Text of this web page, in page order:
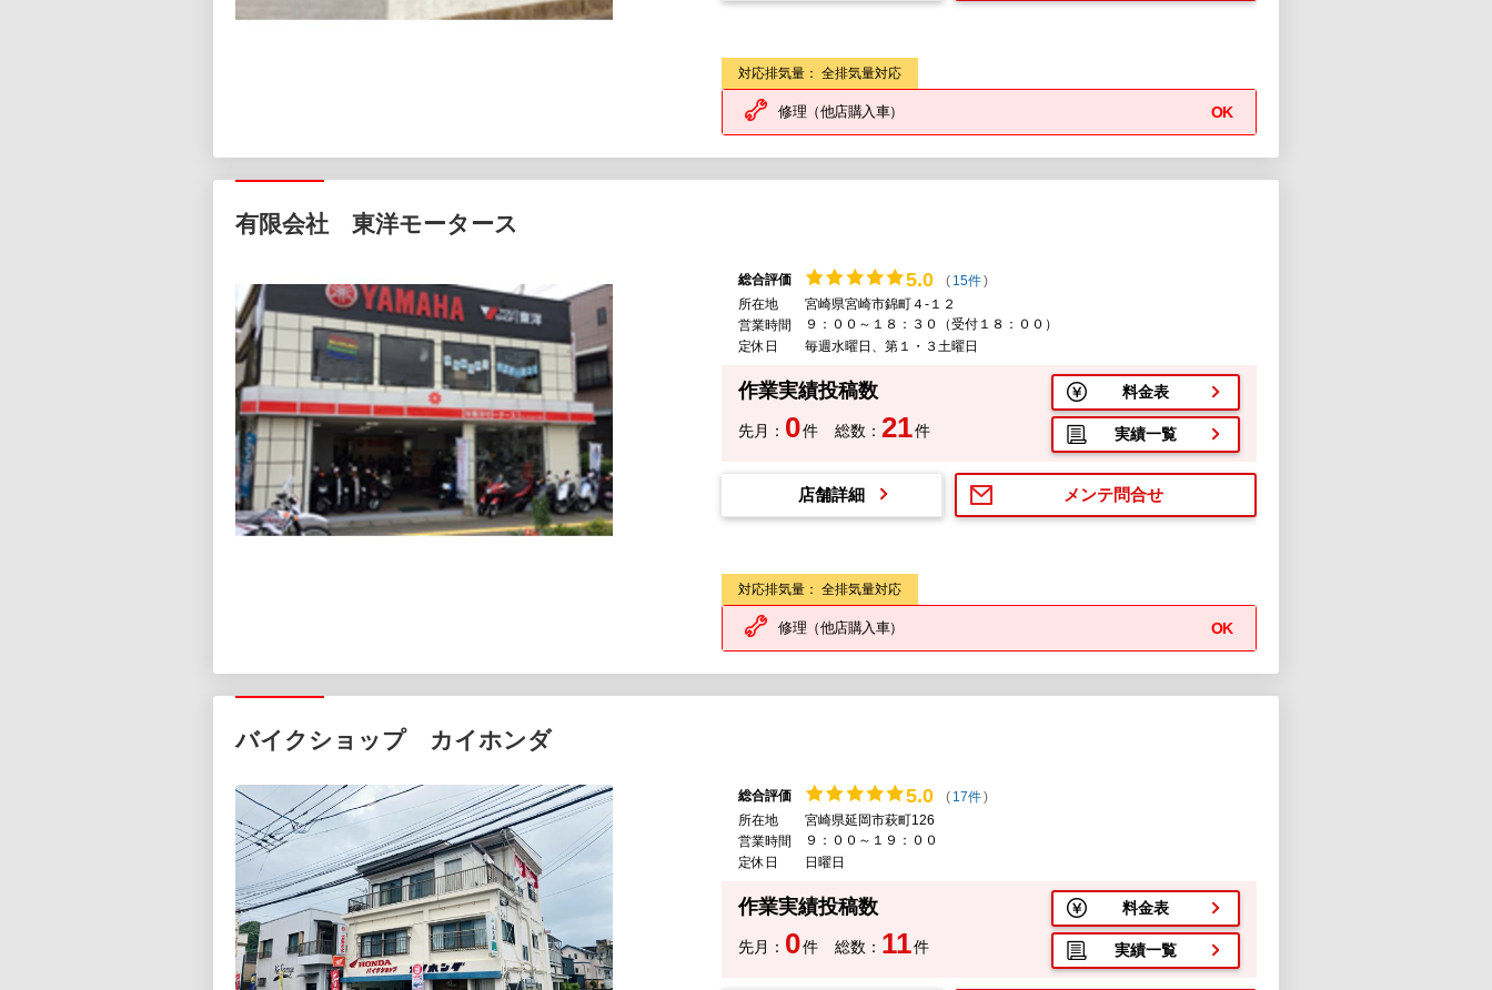
対応排気量： 全排気量対応
修理（他店購入車） OK
有限会社 東洋モータース
総合評価 5.0 ( 15件)
所在地
宮崎県宮崎市錦町４-１２
営業時間
９：００～１８：３０（受付１８：００）
定休日
毎週水曜日、第１・３土曜日
作業実績投稿数
先月： 0件 総数： 21件
料金表
実績一覧
メンテ問合せ
店舗詳細
対応排気量： 全排気量対応
修理（他店購入車） OK
バイクショップ カイホンダ
総合評価 5.0 ( 17件)
所在地
宮崎県延岡市萩町126
営業時間
９：００～１９：００
定休日
日曜日
作業実績投稿数
先月： 0件 総数： 11件
料金表
実績一覧